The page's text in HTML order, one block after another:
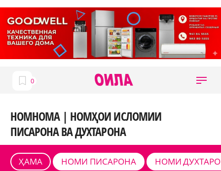
НОМНОМА | НОМҲОИ ИСЛОМИИ
ПИСАРОНА ВА ДУХТАРОНА
ҲАМА НОМИ ПИСАРОНА НОМИ